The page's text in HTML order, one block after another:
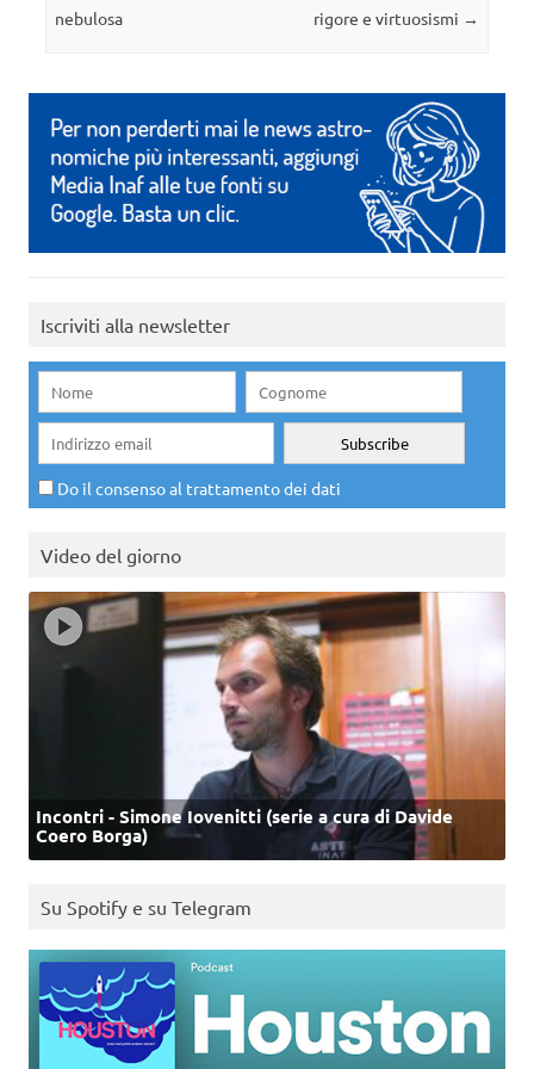
nebulosa rigore e virtuosismi →
Iscriviti alla newsletter
Do il consenso al trattamento dei dati
Video del giorno
Incontri - Simone Iovenitti (serie a cura di Davide
Coero Borga)
Su Spotify e su Telegram